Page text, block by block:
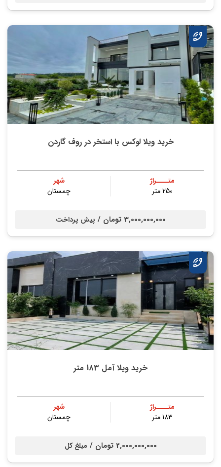
خرید ویلا لوکس با استخر در روف گاردن
متــــراژ
250 متر
شهر
چمستان
3,000,000,000 تومان / پیش پرداخت
خرید ویلا آمل 183 متر
متــــراژ
183 متر
شهر
چمستان
2,000,000,000 تومان / مبلغ کل